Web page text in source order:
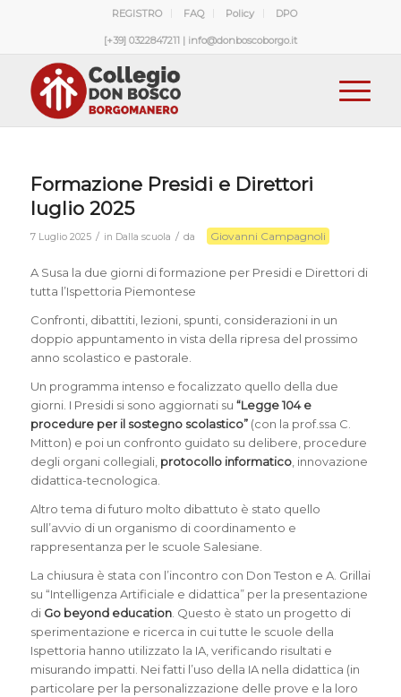
REGISTRO FAQ Policy DPO
[+39] 0322847211 | info@donboscoborgo.it
Formazione Presidi e Direttori
luglio 2025
7 Luglio 2025 / in Dalla scuola / da Giovanni Campagnoli
A Susa la due giorni di formazione per Presidi e Direttori di
tutta l’Ispettoria Piemontese
Confronti, dibattiti, lezioni, spunti, considerazioni in un
doppio appuntamento in vista della ripresa del prossimo
anno scolastico e pastorale.
Un programma intenso e focalizzato quello della due
giorni. I Presidi si sono aggiornati su “Legge 104 e
procedure per il sostegno scolastico”(con la prof.ssa C.
Mitton) e poi un confronto guidato su delibere, procedure
degli organi collegiali, protocollo informatico, innovazione
didattica-tecnologica.
Altro tema di futuro molto dibattuto è stato quello
sull’avvio di un organismo di coordinamento e
rappresentanza per le scuole Salesiane.
La chiusura è stata con l’incontro con Don Teston e A. Grillai
su “Intelligenza Artificiale e didattica” per la presentazione
di Go beyond education. Questo è stato un progetto di
sperimentazione e ricerca in cui tutte le scuole della
Ispettoria hanno utilizzato la IA, verificando risultati e
misurando impatti. Nei fatti l’uso della IA nella didattica (in
particolare per la personalizzazione delle prove e la loro